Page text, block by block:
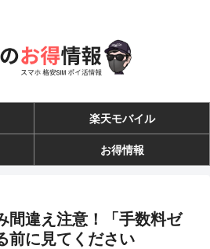
楽天モバイル
お得情報
間違え注意！「手数料ゼ
前に見てください